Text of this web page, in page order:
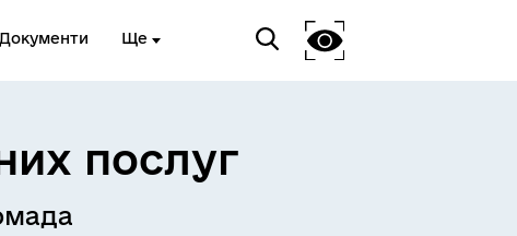
Документи Ще
послуг